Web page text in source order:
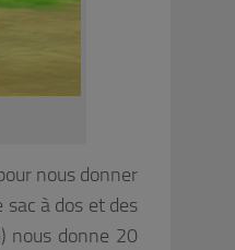
nous donner
à dos et des
nous donne 20